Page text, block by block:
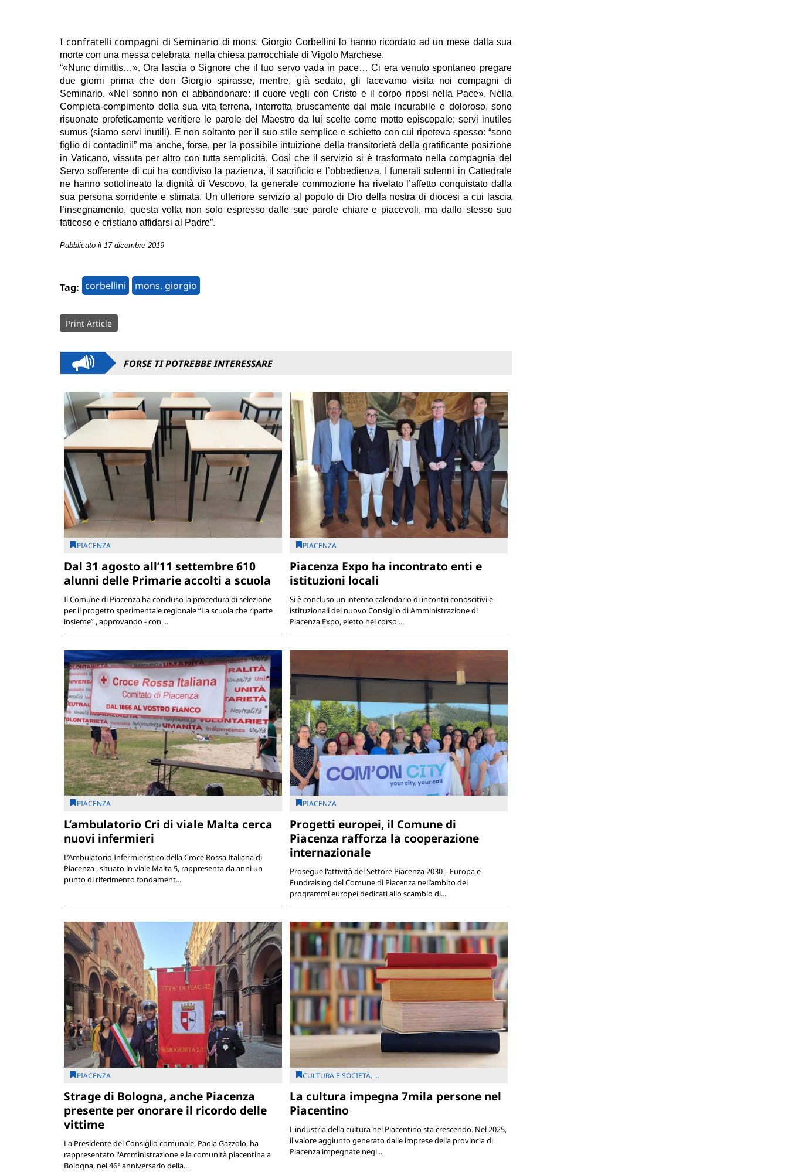
I confratelli compagni di Seminario di mons. Giorgio Corbellini lo hanno ricordato ad un mese dalla sua
morte con una messa celebrata nella chiesa parrocchiale di Vigolo Marchese.
“«Nunc dimittis…». Ora lascia o Signore che il tuo servo vada in pace… Ci era venuto spontaneo pregare
due giorni prima che don Giorgio spirasse, mentre, già sedato, gli facevamo visita noi compagni di
Seminario.«Nel sonno non ci abbandonare: il cuore vegli con Cristo e il corpo riposi nella Pace». Nella
Compieta-compimento della sua vita terrena, interrotta bruscamente dal male incurabile e doloroso, sono
risuonate profeticamente veritiere le parole del Maestro da lui scelte come motto episcopale: servi inutiles
sumus (siamo servi inutili). E non soltanto per il suo stile semplice e schietto con cui ripeteva spesso: “sono
figlio di contadini!” ma anche, forse, per la possibile intuizione della transitorietà della gratificante posizione
in Vaticano, vissuta per altro con tutta semplicità. Così che il servizio si è trasformato nella compagnia del
Servo sofferente di cui ha condiviso la pazienza, il sacrificio e l’obbedienza. I funerali solenni in Cattedrale
ne hanno sottolineato la dignità di Vescovo, la generale commozione ha rivelato l’affetto conquistato dalla
sua persona sorridente e stimata. Un ulteriore servizio al popolo di Dio della nostra di diocesi a cui lascia
l’insegnamento, questa volta non solo espresso dalle sue parole chiare e piacevoli, ma dallo stesso suo
faticoso e cristiano affidarsi al Padre”.
Pubblicato il 17 dicembre 2019
Tag: corbellini mons. giorgio
Print Article
FORSE TI POTREBBE INTERESSARE
PIACENZA
Dal 31 agosto all’11 settembre 610
alunni delle Primarie accolti a scuola
Il Comune di Piacenza ha concluso la procedura di selezione
per il progetto sperimentale regionale “La scuola che riparte
insieme” , approvando - con ...
PIACENZA
Piacenza Expo ha incontrato enti e
istituzioni locali
Si è concluso un intenso calendario di incontri conoscitivi e
istituzionali del nuovo Consiglio di Amministrazione di
Piacenza Expo, eletto nel corso ...
PIACENZA
L’ambulatorio Cri di viale Malta cerca
nuovi infermieri
L’Ambulatorio Infermieristico della Croce Rossa Italiana di
Piacenza , situato in viale Malta 5, rappresenta da anni un
punto di riferimento fondament...
PIACENZA
Progetti europei, il Comune di
Piacenza rafforza la cooperazione
internazionale
Prosegue l'attività del Settore Piacenza 2030 – Europa e
Fundraising del Comune di Piacenza nell’ambito dei
programmi europei dedicati allo scambio di...
PIACENZA
Strage di Bologna, anche Piacenza
presente per onorare il ricordo delle
vittime
La Presidente del Consiglio comunale, Paola Gazzolo, ha
rappresentato l'Amministrazione e la comunità piacentina a
Bologna, nel 46° anniversario della...
CULTURA E SOCIETÀ, ...
La cultura impegna 7mila persone nel
Piacentino
L'industria della cultura nel Piacentino sta crescendo. Nel 2025,
il valore aggiunto generato dalle imprese della provincia di
Piacenza impegnate negl...